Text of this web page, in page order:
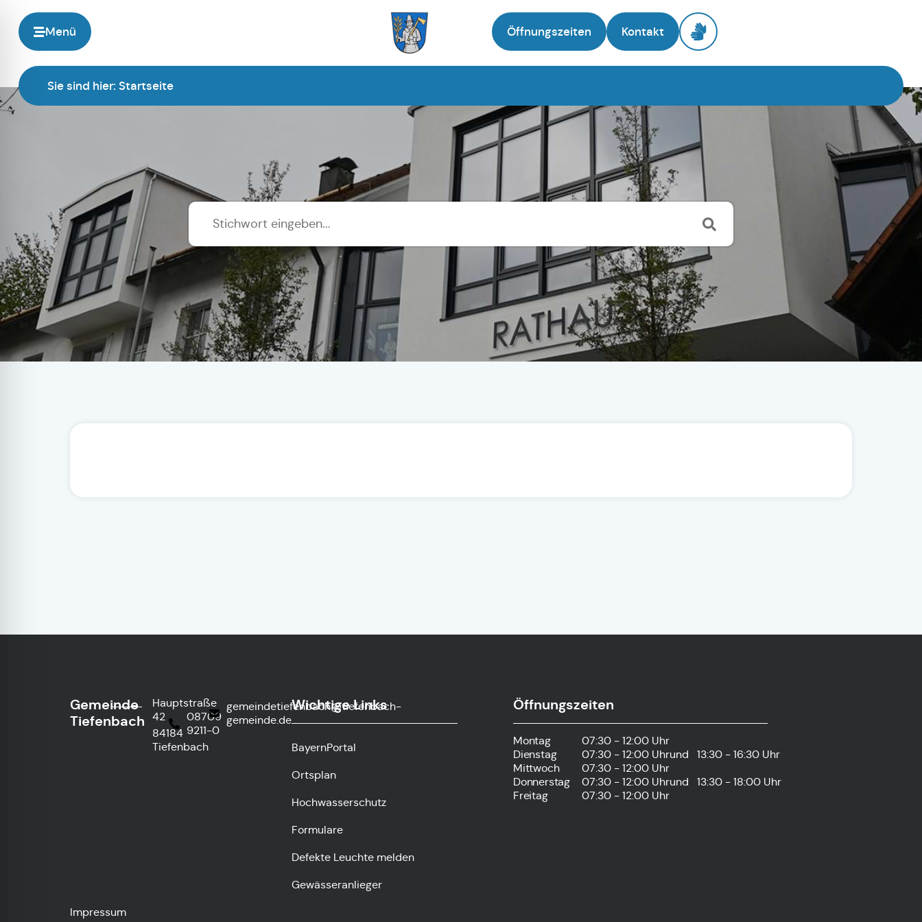
Menü
Zur Startseite
Öffnungszeiten Kontakt
Sie sind hier: Startseite
Gemeinde
Tiefenbach
Hauptstraße
42
84184
Tiefenbach
08709
9211-0
gemeindetiefenbach@tiefenbach-
gemeinde.de
Wichtige Links
BayernPortal
Ortsplan
Hochwasserschutz
Formulare
Defekte Leuchte melden
Gewässeranlieger
Öffnungszeiten
Montag
07:30 - 12:00 Uhr
Dienstag
07:30 - 12:00 Uhrund
13:30 - 16:30 Uhr
Mittwoch
07:30 - 12:00 Uhr
Donnerstag
07:30 - 12:00 Uhrund
13:30 - 18:00 Uhr
Freitag
07:30 - 12:00 Uhr
Impressum